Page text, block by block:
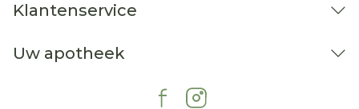
Klantenservice
Uw apotheek